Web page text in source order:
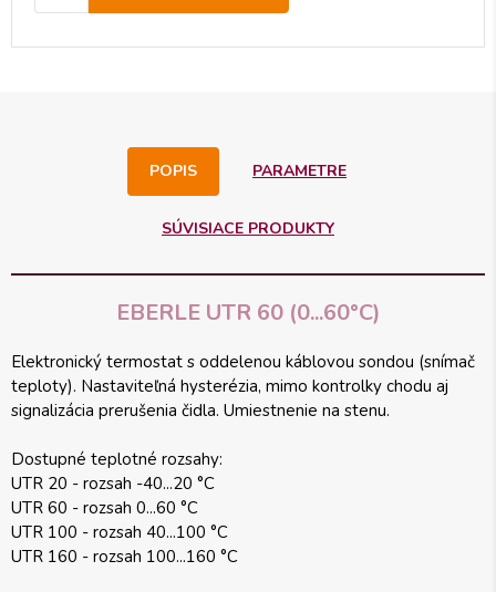
POPIS PARAMETRE
SÚVISIACE PRODUKTY
EBERLE UTR 60 (0...60°C)
Elektronický termostat s oddelenou káblovou sondou (snímač
teploty). Nastaviteľná hysterézia, mimo kontrolky chodu aj
signalizácia prerušenia čidla. Umiestnenie na stenu.
Dostupné teplotné rozsahy:
UTR 20 - rozsah -40...20 °C
UTR 60 - rozsah 0...60 °C
UTR 100 - rozsah 40...100 °C
UTR 160 - rozsah 100...160 °C